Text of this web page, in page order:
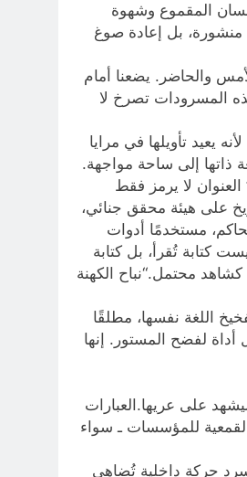
المقموع وشهوة
منشورة، بل إعادة صوغ
والحاضر. يضعنا أمام
المسرودات تصرخ لا
يعيد تأويلها في مرايا
ذاتها إلى ساحة مواجهة.
لا يرمز فقط
على هيئة محقق جنائي،
مستخدمًا أدوات
كتابة تُقرأ، بل كتابة
محتمل.“نباح الكهنة
اللغة نفسها، مطلقًا
لفضح المستور. إنها
على عريها.العبارات
للمؤسسات ـ سواء
حركة داخلية تُضاهي